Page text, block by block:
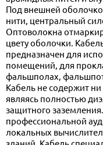
Под внешней
нити, центральный
Оптоволокна
цвету оболочки.
предназначен для
помещений, для
фальшполах,
Кабель не содержит
являясь полностью
защитного
профессиональной
локальных